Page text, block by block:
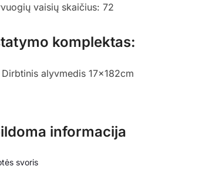
vaisių skaičius: 72
komplektas:
Dirbtinis alyvmedis 17x182cm
informacija
svoris